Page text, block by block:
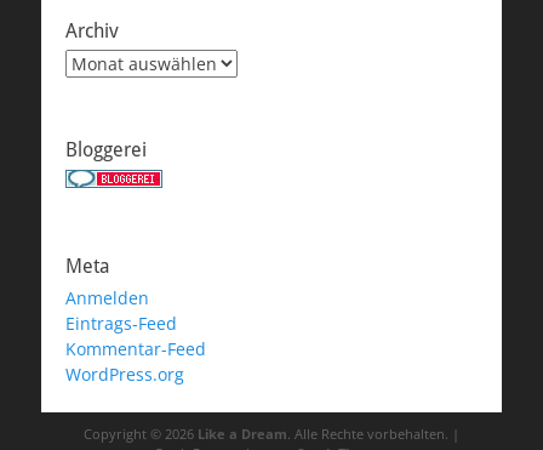
Archiv
Archiv
Bloggerei
Meta
Anmelden
Eintrags-Feed
Kommentar-Feed
WordPress.org
Copyright © 2026 Like a Dream . Alle Rechte vorbehalten. |